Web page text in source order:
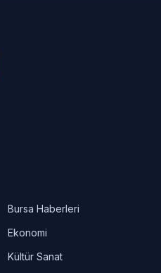
Bursa Haberleri
Ekonomi
Kültür Sanat